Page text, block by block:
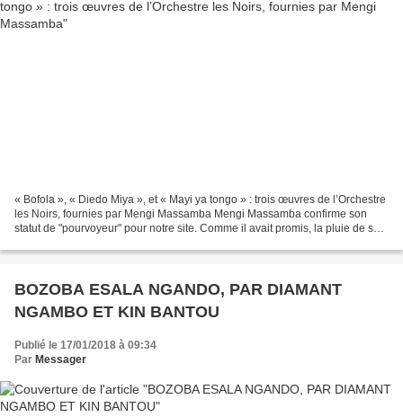
« Bofola », « Diedo Miya », et « Mayi ya tongo » : trois œuvres de l’Orchestre
les Noirs, fournies par Mengi Massamba Mengi Massamba confirme son
statut de "pourvoyeur" pour notre site. Comme il avait promis, la pluie de ses
BOZOBA ESALA NGANDO, PAR DIAMANT
NGAMBO ET KIN BANTOU
Publié le 17/01/2018 à 09:34
Par Messager